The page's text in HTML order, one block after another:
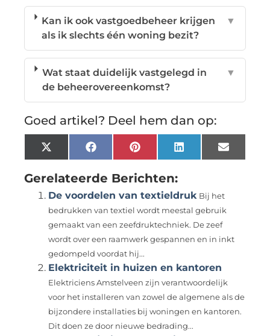
Kan ik ook vastgoedbeheer krijgen
als ik slechts één woning bezit?
▼
Wat staat duidelijk vastgelegd in
de beheerovereenkomst?
▼
Goed artikel? Deel hem dan op:
X
(Twitter)
FacebookPinterestLinkedInEmail
Gerelateerde Berichten:
De voordelen van textieldruk Bij het
bedrukken van textiel wordt meestal gebruik
gemaakt van een zeefdruktechniek. De zeef
wordt over een raamwerk gespannen en in inkt
gedompeld voordat hij...
Elektriciteit in huizen en kantoren
Elektriciens Amstelveen zijn verantwoordelijk
voor het installeren van zowel de algemene als de
bijzondere installaties bij woningen en kantoren.
Dit doen ze door nieuwe bedrading...